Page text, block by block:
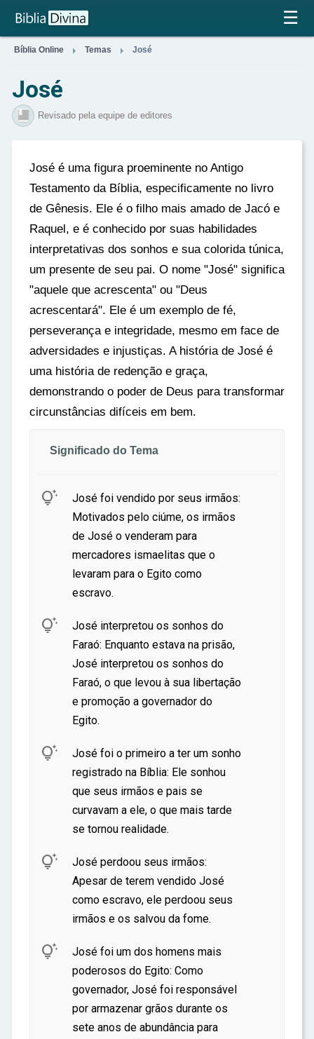
×
☰
Bíblia Online  Temas  José
José
Revisado pela equipe de editores
José é uma figura proeminente no Antigo
Testamento da Bíblia, especificamente no livro
de Gênesis. Ele é o filho mais amado de Jacó e
Raquel, e é conhecido por suas habilidades
interpretativas dos sonhos e sua colorida túnica,
um presente de seu pai. O nome "José" significa
"aquele que acrescenta" ou "Deus
acrescentará". Ele é um exemplo de fé,
perseverança e integridade, mesmo em face de
adversidades e injustiças. A história de José é
uma história de redenção e graça,
demonstrando o poder de Deus para transformar
circunstâncias difíceis em bem.
Significado do Tema

José foi vendido por seus irmãos:
Motivados pelo ciúme, os irmãos
de José o venderam para
mercadores ismaelitas que o
levaram para o Egito como
escravo.

José interpretou os sonhos do
Faraó: Enquanto estava na prisão,
José interpretou os sonhos do
Faraó, o que levou à sua libertação
e promoção a governador do
Egito.

José foi o primeiro a ter um sonho
registrado na Bíblia: Ele sonhou
que seus irmãos e pais se
curvavam a ele, o que mais tarde
se tornou realidade.

José perdoou seus irmãos:
Apesar de terem vendido José
como escravo, ele perdoou seus
irmãos e os salvou da fome.

José foi um dos homens mais
poderosos do Egito: Como
governador, José foi responsável
por armazenar grãos durante os
sete anos de abundância para